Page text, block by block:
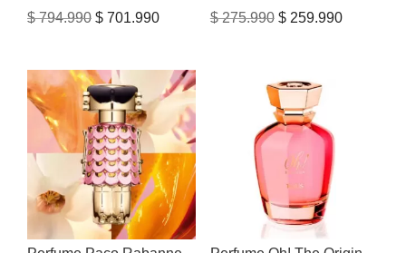
$794.990 El
era:
$ 794.990.
$ 701.990El
es:
$ 701.990.
$275.990 El
era:
$ 275.990.
$259.990El